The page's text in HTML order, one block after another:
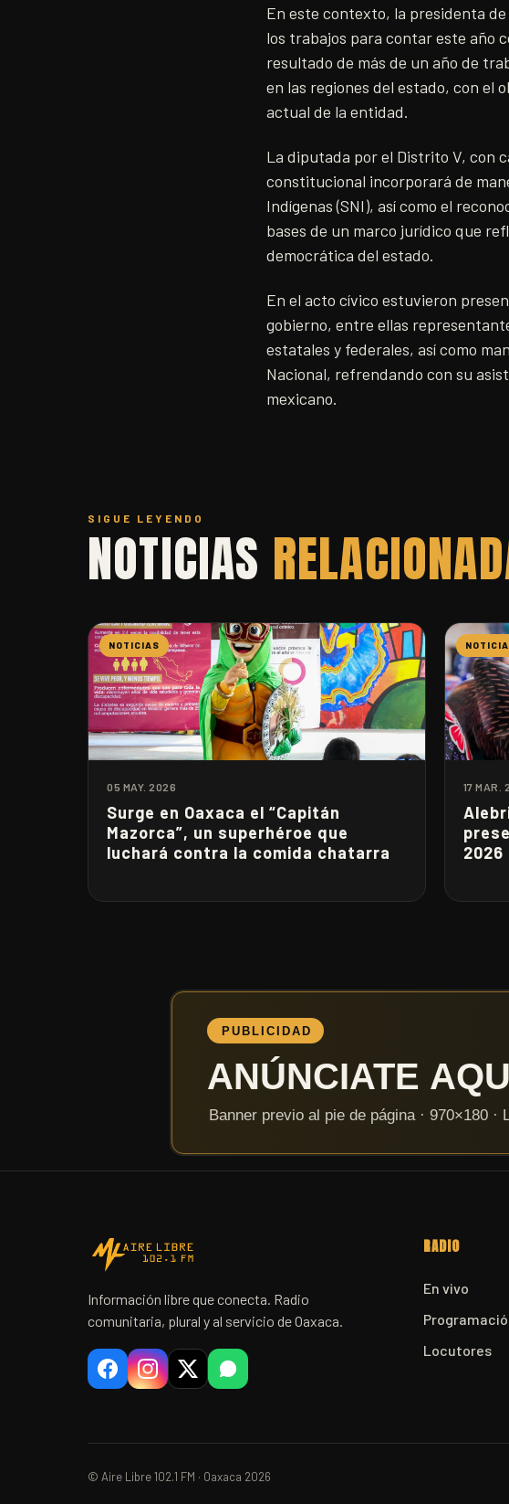
En este contexto, la presidenta
los trabajos para contar este año
resultado de más de un año de
en las regiones del estado, con el
actual de la entidad.
La diputada por el Distrito V, con
constitucional incorporará de
Indígenas (SNI), así como el
bases de un marco jurídico que
democrática del estado.
En el acto cívico estuvieron
gobierno, entre ellas
estatales y federales, así como
Nacional, refrendando con su
mexicano.
SIGUE LEYENDO
NOTICIAS
NOTICIAS
05 MAY. 2026
Surge en Oaxaca el “Capitán
Mazorca”, un superhéroe que
luchará contra la comida chatarra
17 MAR.
2026
Información libre que conecta. Radio
comunitaria, plural y al servicio de Oaxaca.
RADIO
En vivo
Locutores
© Aire Libre 102.1 FM · Oaxaca 2026